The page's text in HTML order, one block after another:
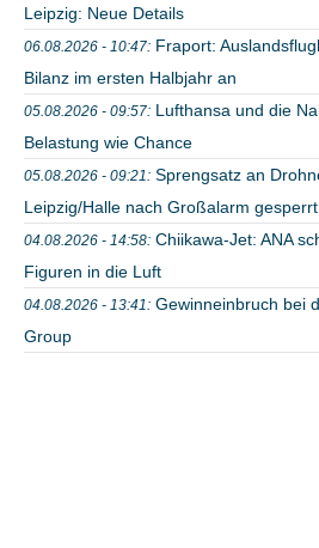
Leipzig: Neue Details
06.08.2026 - 10:47: Fraport:
Bilanz im ersten Halbjahr an
05.08.2026 - 09:57: Lufthansa und die
Belastung wie Chance
05.08.2026 - 09:21: Sprengsatz an
Leipzig/Halle nach Großalarm gesperrt
04.08.2026 - 14:58: Chiikawa-Jet: ANA
Figuren in die Luft
04.08.2026 - 13:41: Gewinneinbruch bei
Group